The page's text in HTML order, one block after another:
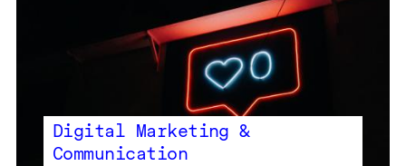
Digital Marketing &
Communication